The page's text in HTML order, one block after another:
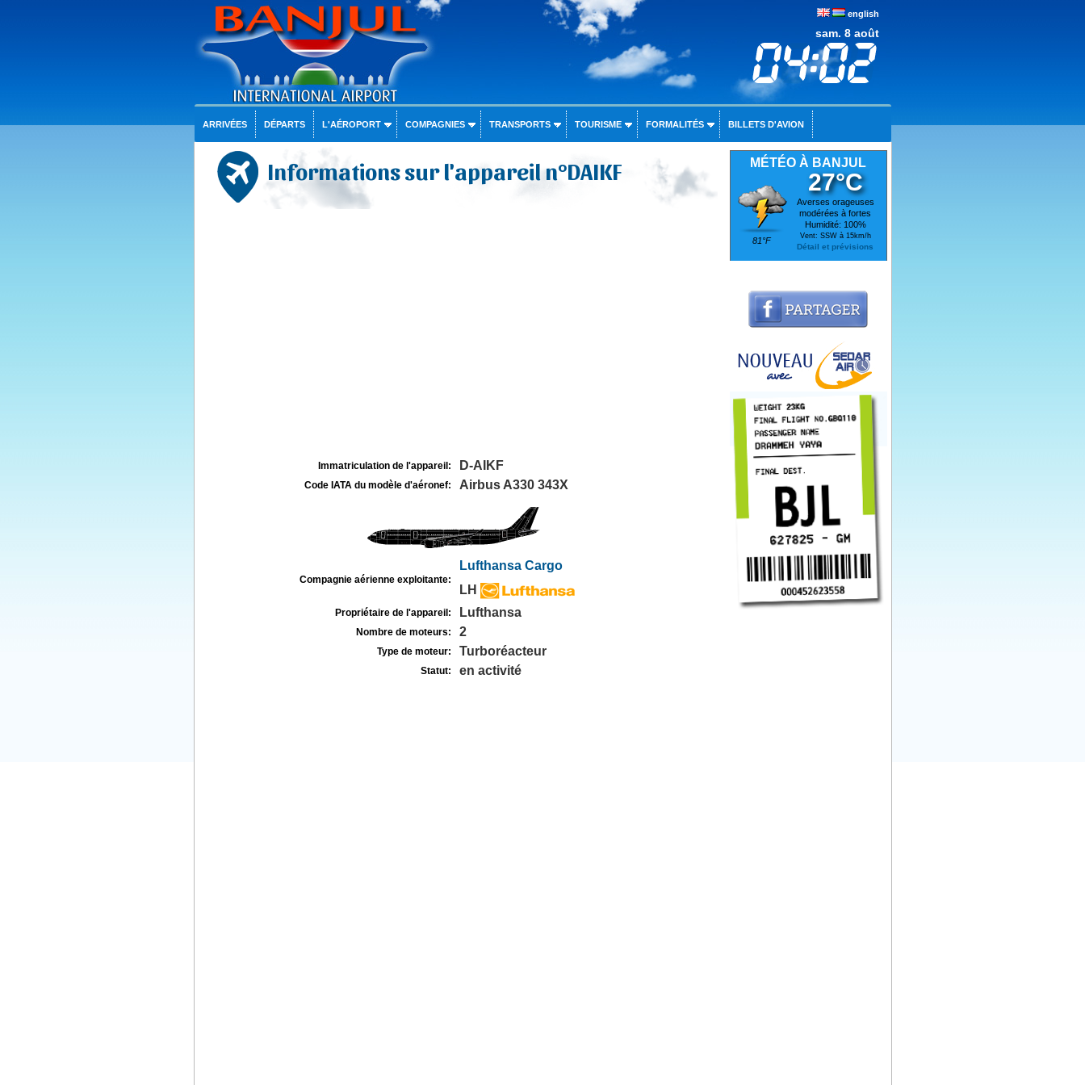
english
sam. 8 août
ARRIVÉES DÉPARTS L'AÉROPORT COMPAGNIES TRANSPORTS TOURISME FORMALITÉS BILLETS D'AVION
Informations sur l'appareil n°DAIKF
Immatriculation de l'appareil: D-AIKF
Code IATA du modèle d'aéronef: Airbus A330 343X
Compagnie aérienne exploitante:
Lufthansa Cargo
LH
Propriétaire de l'appareil: Lufthansa
Nombre de moteurs: 2
Type de moteur: Turboréacteur
Statut: en activité
MÉTÉO À BANJUL
81°F
27°C
Averses orageuses
modérées à fortes
Humidité: 100%
Vent: SSW à 15km/h
Détail et prévisions